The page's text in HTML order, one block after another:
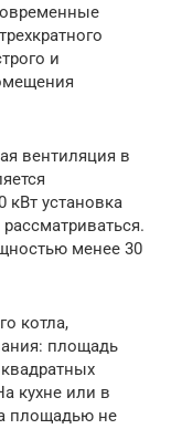
и
вентиляция в
кВт установка
менее 30
котла,
площадь
кухне или в
площадью не